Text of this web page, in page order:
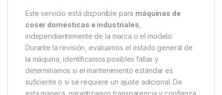
Este servicio está disponible para máquinas de
coser domésticas e industriales
independientemente de la marca o el modelo.
Durante la revisión, evaluamos el estado general de
la máquina, identificamos posibles fallas y
determinamos si el mantenimiento estándar es
suficiente o si se requiere un ajuste adicional. De